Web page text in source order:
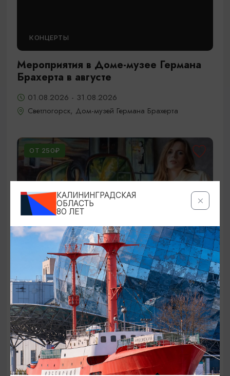
КОНЦЕРТЫ
Мероприятия в Доме-музее Германа
Брахерта в августе
01.08.2026 - 31.08.2026
Светлогорск, Дом-музей Германа Брахерта
ОТ 250₽
ВЫСТАВКИ
Оставленный багаж
02.08.2026 - 22.08.2026
Светлогорск, Арт-пространство «Янтарь-холл»
ОТ 1000₽ ПУШКИНСКАЯ КАРТА
КАЛИНИНГРАДСКАЯ
ОБЛАСТЬ
80 ЛЕТ